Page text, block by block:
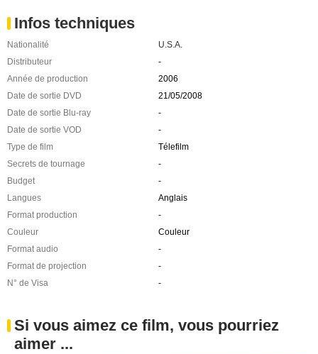
Infos techniques
Nationalité
U.S.A.
Distributeur
-
Année de production
2006
Date de sortie DVD
21/05/2008
Date de sortie Blu-ray
-
Date de sortie VOD
-
Type de film
Télefilm
Secrets de tournage
-
Budget
-
Langues
Anglais
Format production
-
Couleur
Couleur
Format audio
-
Format de projection
-
N° de Visa
-
Si vous aimez ce film, vous pourriez
aimer ...